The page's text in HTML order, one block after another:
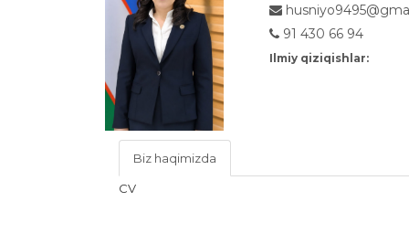
91 430 66 94
Ilmiy qiziqishlar:
Biz haqimizda
CV